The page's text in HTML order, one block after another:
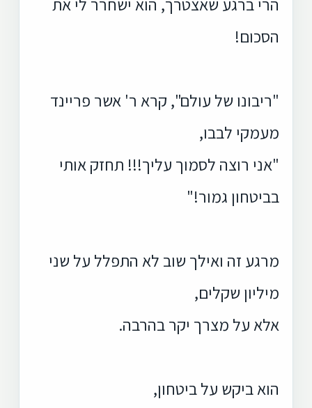
הסכום!
"ריבונו של עולם", קרא ר' אשר פריינד
מעמקי לבבו,
"אני רוצה לסמוך עליך!!! תחזק אותי
בביטחון גמור!"
מרגע זה ואילך שוב לא התפלל על שני
מיליון שקלים,
אלא על מצרך יקר בהרבה.
הוא ביקש על ביטחון,